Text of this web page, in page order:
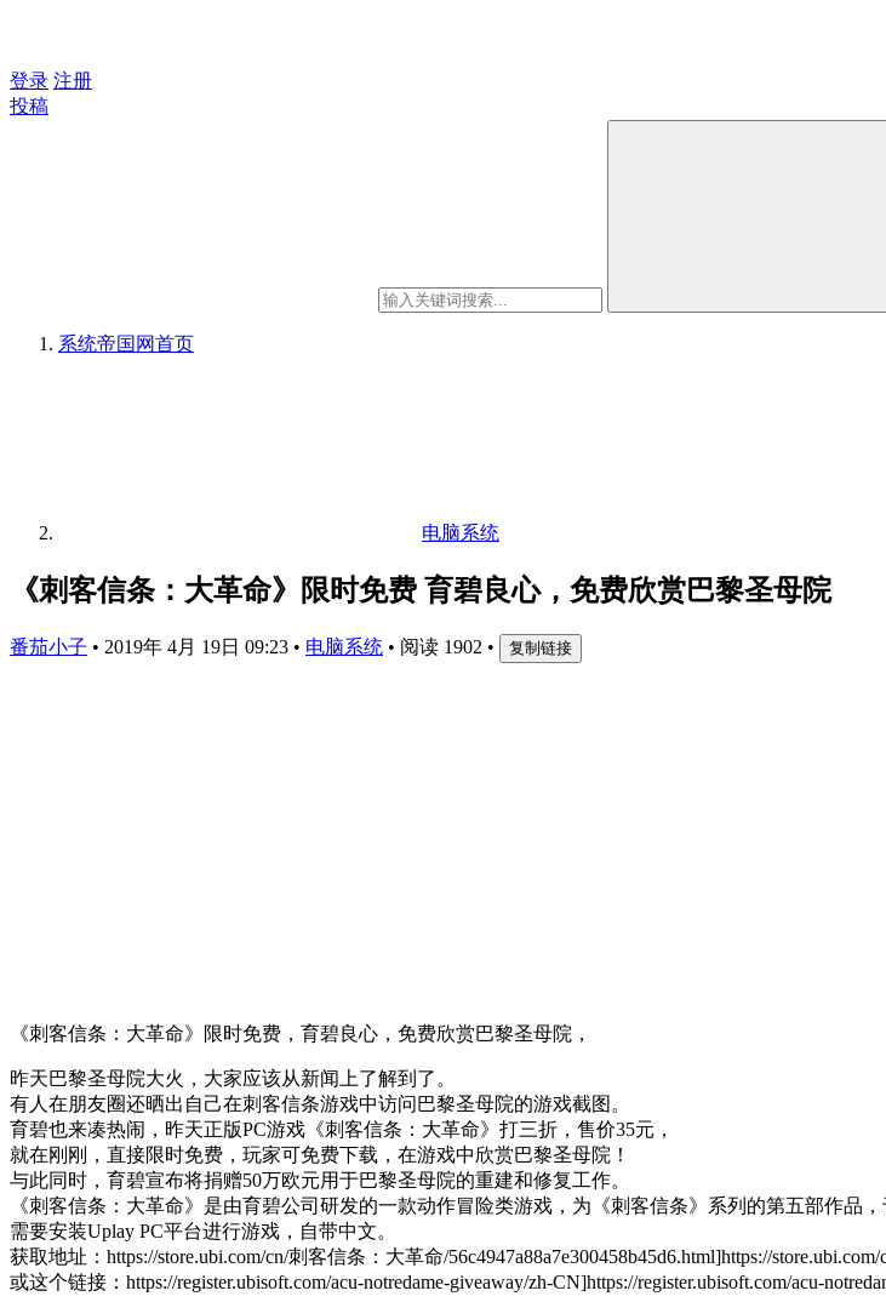
登录 注册
投稿
系统帝国网首页
电脑系统
《刺客信条：大革命》限时免费 育碧良心，免费欣赏巴黎圣母院
番茄小子 • 2019年 4月 19日 09:23 • 电脑系统 • 阅读 1902 • 复制链接
《刺客信条：大革命》限时免费，育碧良心，免费欣赏巴黎圣母院，
昨天巴黎圣母院大火，大家应该从新闻上了解到了。
有人在朋友圈还晒出自己在刺客信条游戏中访问巴黎圣母院的游戏截图。
育碧也来凑热闹，昨天正版PC游戏《刺客信条：大革命》打三折，售价35元，
就在刚刚，直接限时免费，玩家可免费下载，在游戏中欣赏巴黎圣母院！
与此同时，育碧宣布将捐赠50万欧元用于巴黎圣母院的重建和修复工作。
《刺客信条：大革命》是由育碧公司研发的一款动作冒险类游戏，为《刺客信条》系列的第五部作品，
需要安装Uplay PC平台进行游戏，自带中文。
获取地址：https://store.ubi.com/cn/刺客信条：大革命/56c4947a88a7e300458b45d6.html]https://
或这个链接：https://register.ubisoft.com/acu-notredame-giveaway/zh-CN]https://register.ubisoft.com/acu-